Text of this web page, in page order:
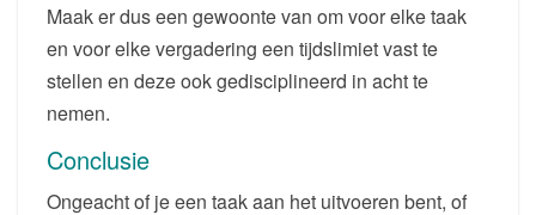
Maak er dus een gewoonte van om voor elke taak
en voor elke vergadering een tijdslimiet vast te
stellen en deze ook gedisciplineerd in acht te
nemen.
Conclusie
Ongeacht of je een taak aan het uitvoeren bent, of